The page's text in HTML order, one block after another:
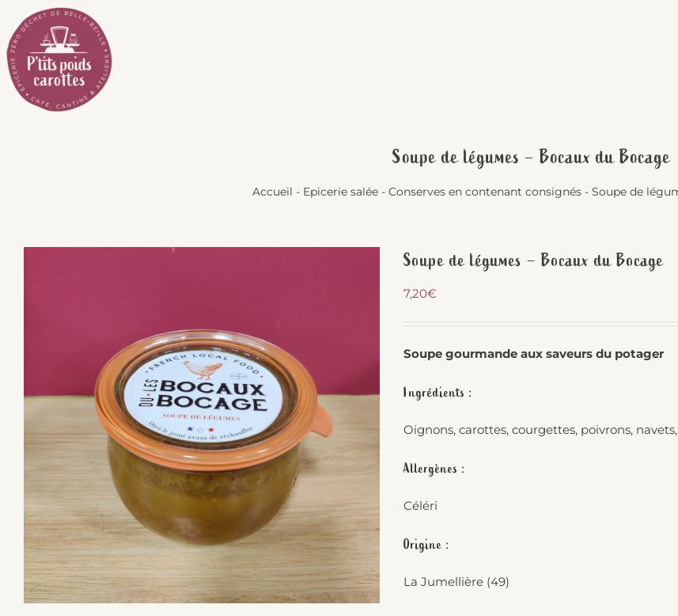
Passer
au
contenu
Soupe de légumes – Bocaux du Bocage
Accueil - Epicerie salée - Conserves en contenant consignés - Soupe de
Soupe de légumes – Bocaux du Bocage
7,20€
Soupe gourmande aux saveurs du potager
Ingrédients :
Oignons, carottes, courgettes, poivrons,
Allergènes :
Céléri
Origine :
La Jumellière (49)